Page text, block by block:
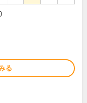
る